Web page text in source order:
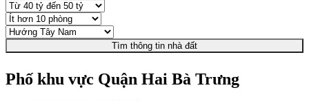
Tìm thông tin nhà đất
Phố khu vực Quận Hai Bà Trưng